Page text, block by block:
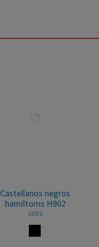
Castellanos negros
hamiltoms H902
GUXS